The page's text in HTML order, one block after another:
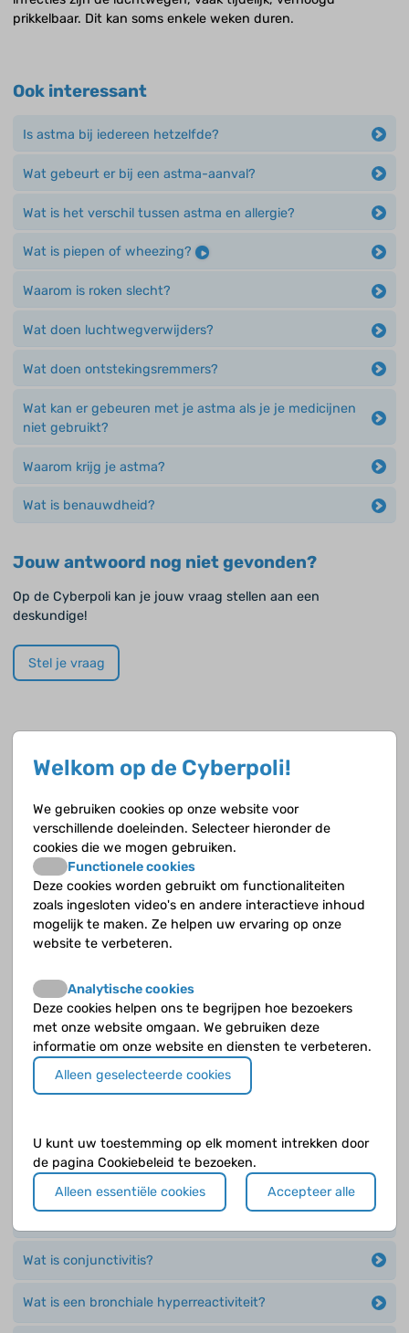
prikkelbaar. Dit kan soms enkele weken duren.
Ook interessant
Is astma bij iedereen hetzelfde?
Wat gebeurt er bij een astma-aanval?
Wat is het verschil tussen astma en allergie?
Wat is piepen of wheezing?
Waarom is roken slecht?
Wat doen luchtwegverwijders?
Wat doen ontstekingsremmers?
Wat kan er gebeuren met je astma als je je medicijnen
niet gebruikt?
Waarom krijg je astma?
Wat is benauwdheid?
Jouw antwoord nog niet gevonden?
Op de Cyberpoli kan je jouw vraag stellen aan een
deskundige!
Stel je vraag
Hoe behandel je astma?
Hoe vaak komt astma voor?
Is astma bij iedereen hetzelfde?
Waarom is roken slecht?
Waarom krijg je astma?
Waarom moet je na het puffen je mond spoelen?
Wat is astma?
Wat is conjunctivitis?
Wat is een bronchiale hyperreactiviteit?
Welkom op de Cyberpoli!
We gebruiken cookies op onze website voor
verschillende doeleinden. Selecteer hieronder de
cookies die we mogen gebruiken.
Functionele cookies
Deze cookies worden gebruikt om functionaliteiten
zoals ingesloten video's en andere interactieve inhoud
mogelijk te maken. Ze helpen uw ervaring op onze
website te verbeteren.
Analytische cookies
Deze cookies helpen ons te begrijpen hoe bezoekers
met onze website omgaan. We gebruiken deze
informatie om onze website en diensten te verbeteren.
Alleen geselecteerde cookies
U kunt uw toestemming op elk moment intrekken door
de pagina Cookiebeleid te bezoeken.
Alleen essentiële cookies
Accepteer alle